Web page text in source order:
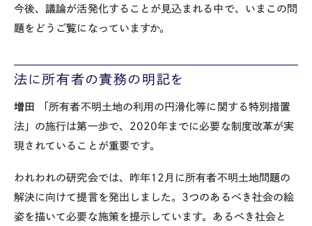
今後、議論が活発化することが見込まれる中で、いまこの問
題をどうご覧になっていますか。
法に所有者の責務の明記を
増田
「所有者不明土地の利用の円滑化等に関する特別措置
法」の施行は第一歩で、2020年までに必要な制度改革が実
現されていることが重要です。
われわれの研究会では、昨年12月に所有者不明土地問題の
解決に向けて提言を発出しました。3つのあるべき社会の絵
姿を描いて必要な施策を提示しています。あるべき社会と